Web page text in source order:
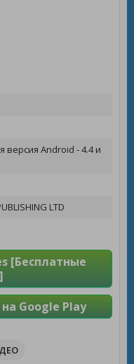
версия Android - 4.4 и
LTD
[Бесплатные
Google Play